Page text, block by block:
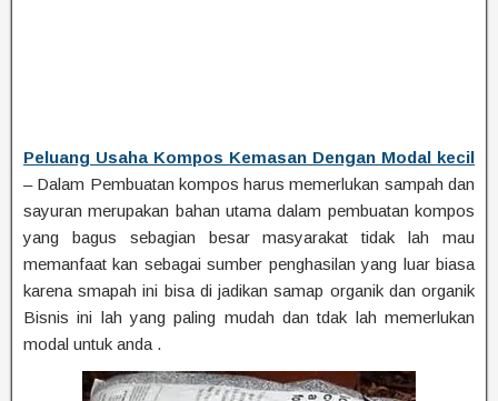
Peluang Usaha Kompos Kemasan Dengan Modal kecil
– Dalam Pembuatan kompos harus memerlukan sampah dan
sayuran merupakan bahan utama dalam pembuatan kompos
yang bagus sebagian besar masyarakat tidak lah mau
memanfaat kan sebagai sumber penghasilan yang luar biasa
karena smapah ini bisa di jadikan samap organik dan organik
Bisnis ini lah yang paling mudah dan tdak lah memerlukan
modal untuk anda .